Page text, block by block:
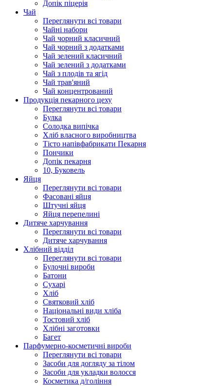
Допік піцерія
Чай
Переглянути всі товари
Чайні набори
Чай чорний класичний
Чай чорний з додатками
Чай зелений класичний
Чай зелений з додатками
Чай з плодів та ягід
Чай трав'яний
Чай концентрований
Продукцiя пекарного цеху
Переглянути всі товари
Булка
Солодка випiчка
Хлiб власного виробництва
Тiсто напiвфабрикати Пекарня
Пончики
Допік пекарня
10, Буковель
Яйця
Переглянути всі товари
Фасовані яйця
Штучні яйця
Яйця перепелині
Дитяче харчування
Переглянути всі товари
Дитяче харчування
Хлібний відділ
Переглянути всі товари
Булочні вироби
Батони
Сухарі
Хліб
Святковий хліб
Національні види хліба
Тостовий хліб
Хлібні заготовки
Багет
Парфумерно-косметичні вироби
Переглянути всі товари
Засоби для догляду за тілом
Засоби для укладки волосся
Косметика д/гоління